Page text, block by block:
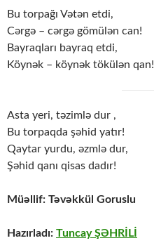
Bu torpağı Vətən etdi,
Cərgə – cərgə gömülən can!
Bayraqları bayraq etdi,
Köynək – köynək tökülən qan!
Asta yeri, təzimlə dur ,
Bu torpaqda şəhid yatır!
Qaytar yurdu, əzmlə dur,
Şəhid qanı qisas dadır!
Müəllif: Təvəkkül Goruslu
Hazırladı: Tuncay ŞƏHRİLİ